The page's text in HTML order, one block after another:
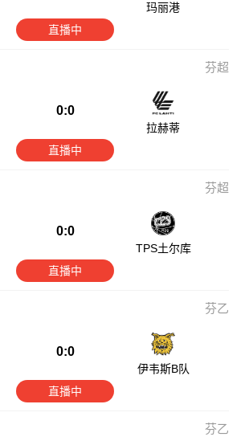
玛丽港
直播中
芬超
0:0
拉赫蒂
直播中
芬超
0:0
TPS土尔库
直播中
芬乙
0:0
伊韦斯B队
直播中
芬乙